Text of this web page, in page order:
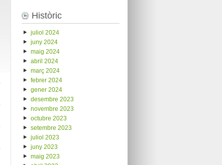
Històric
juliol 2024
juny 2024
maig 2024
abril 2024
març 2024
febrer 2024
gener 2024
desembre 2023
novembre 2023
octubre 2023
setembre 2023
juliol 2023
juny 2023
maig 2023